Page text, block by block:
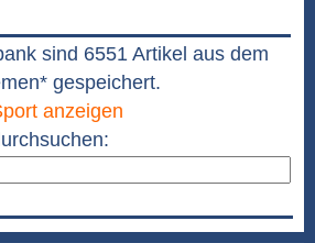
sind 6551 Artikel aus dem
gespeichert.
anzeigen